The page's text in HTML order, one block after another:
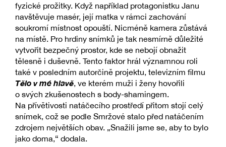
fyzické prožitky. Když například protagonistku Janu
navštěvuje masér, její matka v rámci zachování
soukromí místnost opouští. Nicméně kamera zůstává
na místě. Pro hrdiny snímků je tak nesmírně důležité
vytvořit bezpečný prostor, kde se nebojí obnažit
tělesně i duševně. Tento faktor hrál významnou roli
také v posledním autorčině projektu, televizním filmu
Tělo v mé hlavě, ve kterém muži i ženy hovořili
o svých zkušenostech s body-shamingem.
Na přívětivosti natáčecího prostředí přitom stojí celý
snímek, což se podle Smržové stalo před natáčením
zdrojem největších obav. „Snažili jsme se, aby to bylo
jako doma,“ dodala.